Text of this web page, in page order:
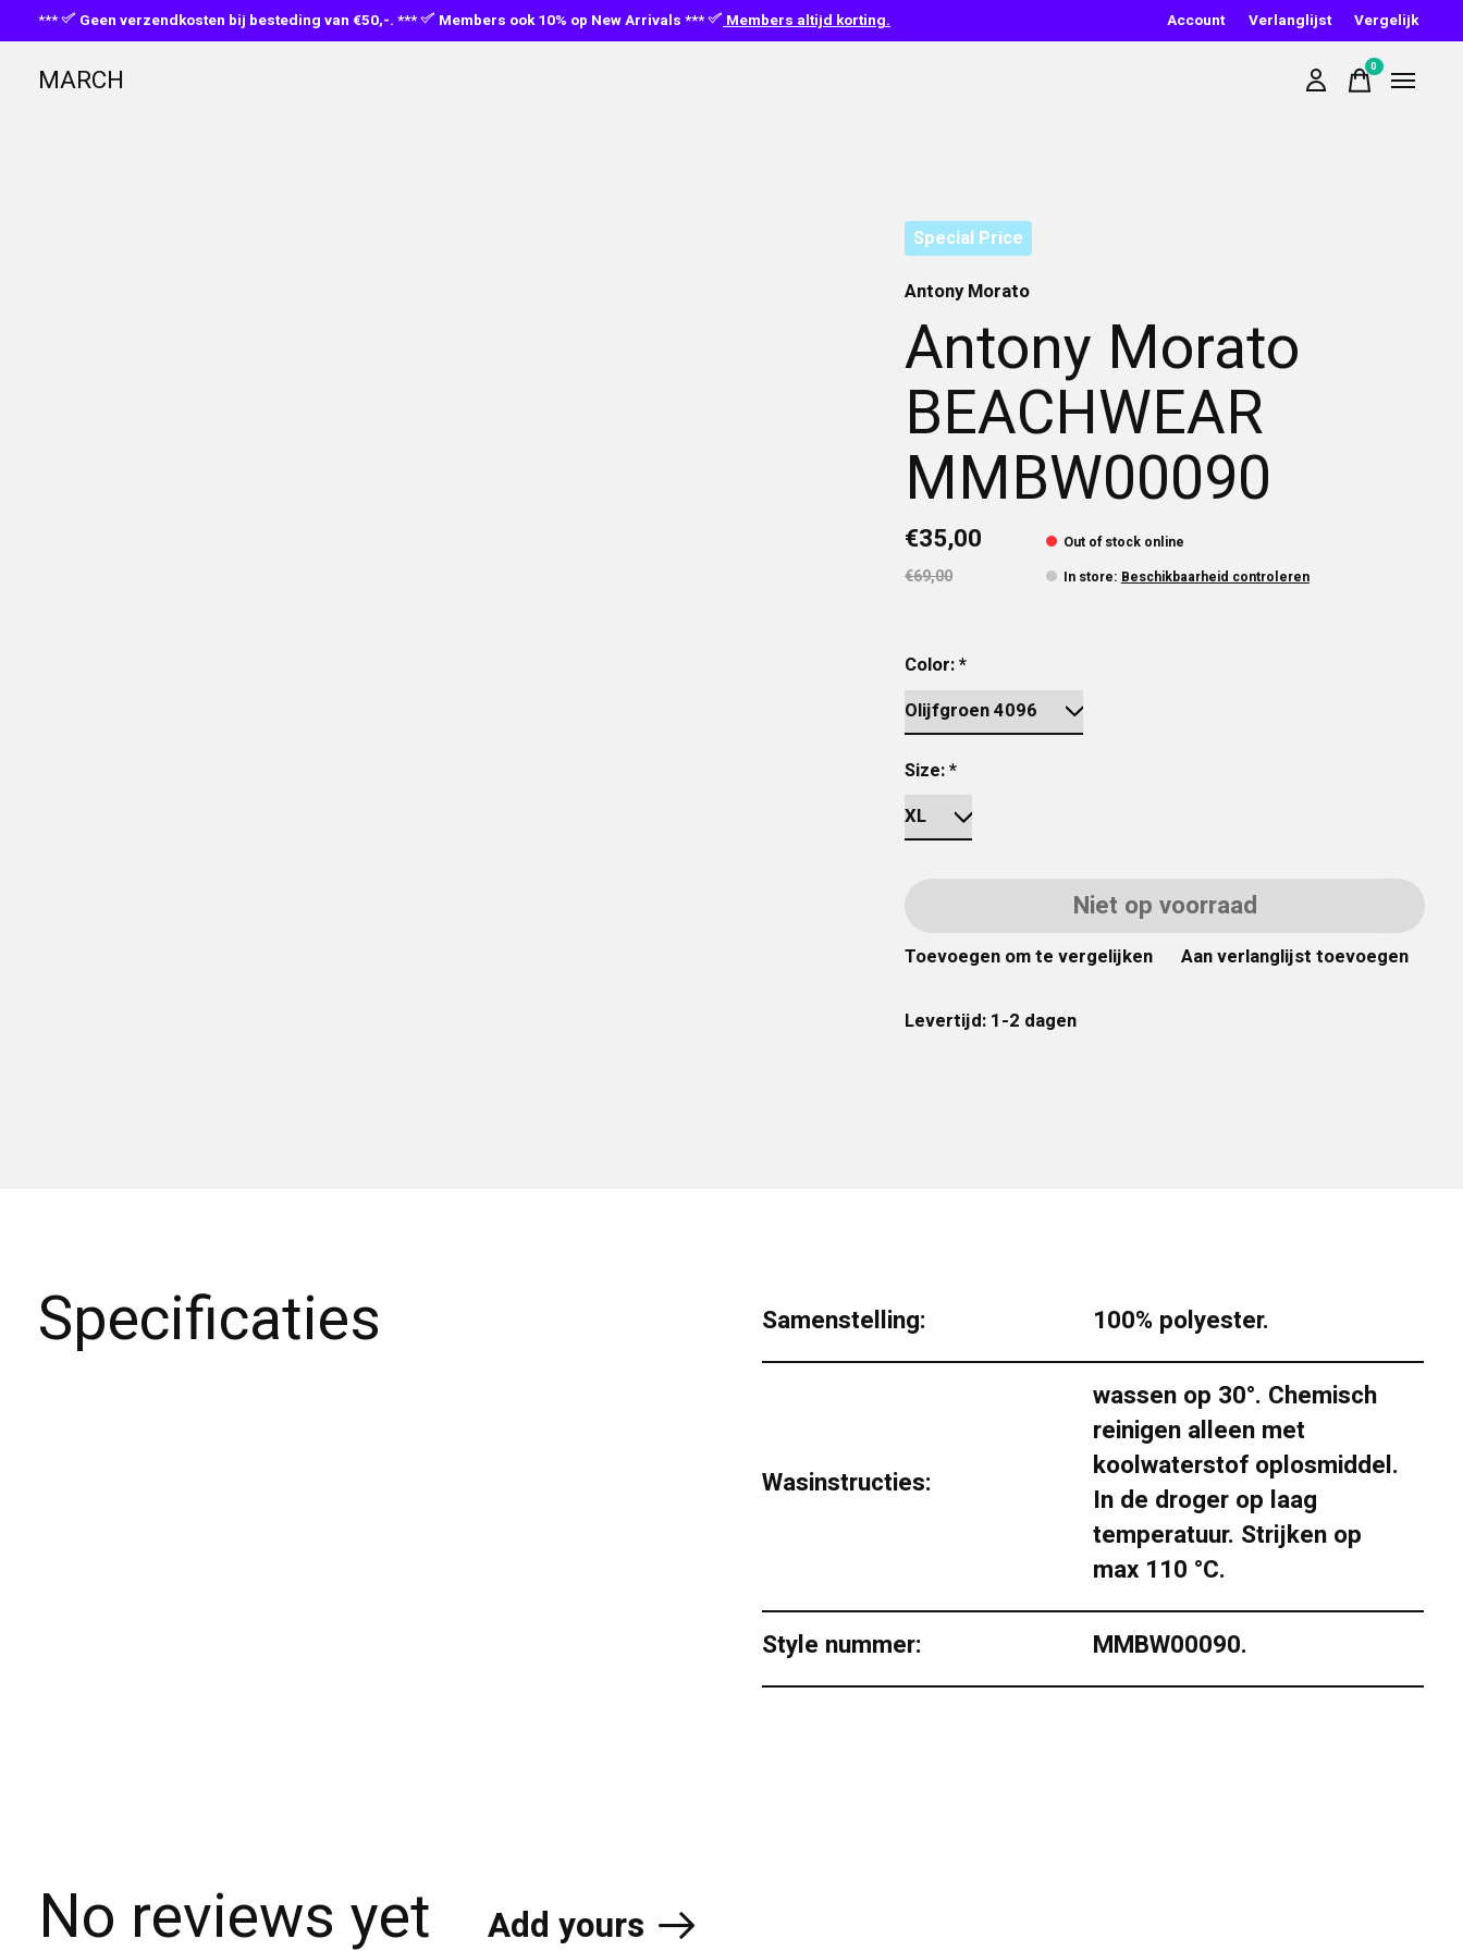
*** Geen verzendkosten bij besteding van €50,-. *** Members ook 10% op New Arrivals *** Members altijd korting. Account Verlanglijst Vergelijk
MARCH 0items
Special Price
Antony Morato
Antony Morato
BEACHWEAR
MMBW00090
€35,00
€69,00
Out of stock online
In store: Beschikbaarheid controleren
Color:*
Size:*
Niet op voorraad
Toevoegen om te vergelijken Aan verlanglijst toevoegen
Levertijd: 1-2 dagen
Specificaties Samenstelling: 100% polyester.
Wasinstructies:
wassen op 30°. Chemisch
reinigen alleen met
koolwaterstof oplosmiddel.
In de droger op laag
temperatuur. Strijken op
max 110 °C.
Style nummer: MMBW00090.
No reviews yet Add yours